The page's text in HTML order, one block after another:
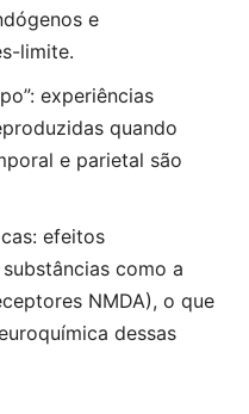
e
limite.
experiências
quando
e parietal são
efeitos
como a
NMDA), o que
dessas